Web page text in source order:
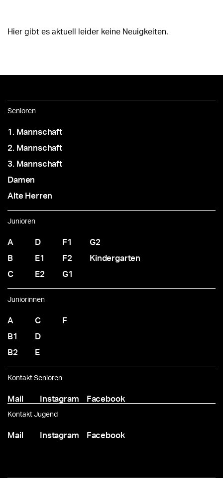
Hier gibt es aktuell leider keine Neuigkeiten.
Senioren
1. Mannschaft
2. Mannschaft
3. Mannschaft
Damen
Alte Herren
Junioren
A
B
C
D
E1
E2
F1
F2
G1
G2
Kindergarten
Juniorinnen
A
B1
B2
C
D
E
F
Kontakt Senioren
Mail Instagram Facebook
Kontakt Jugend
Mail Instagram Facebook